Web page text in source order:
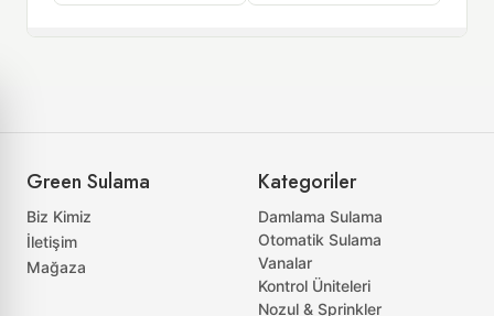
Green Sulama
Biz Kimiz
İletişim
Mağaza
Kategoriler
Damlama Sulama
Otomatik Sulama
Vanalar
Kontrol Üniteleri
Nozul & Sprinkler